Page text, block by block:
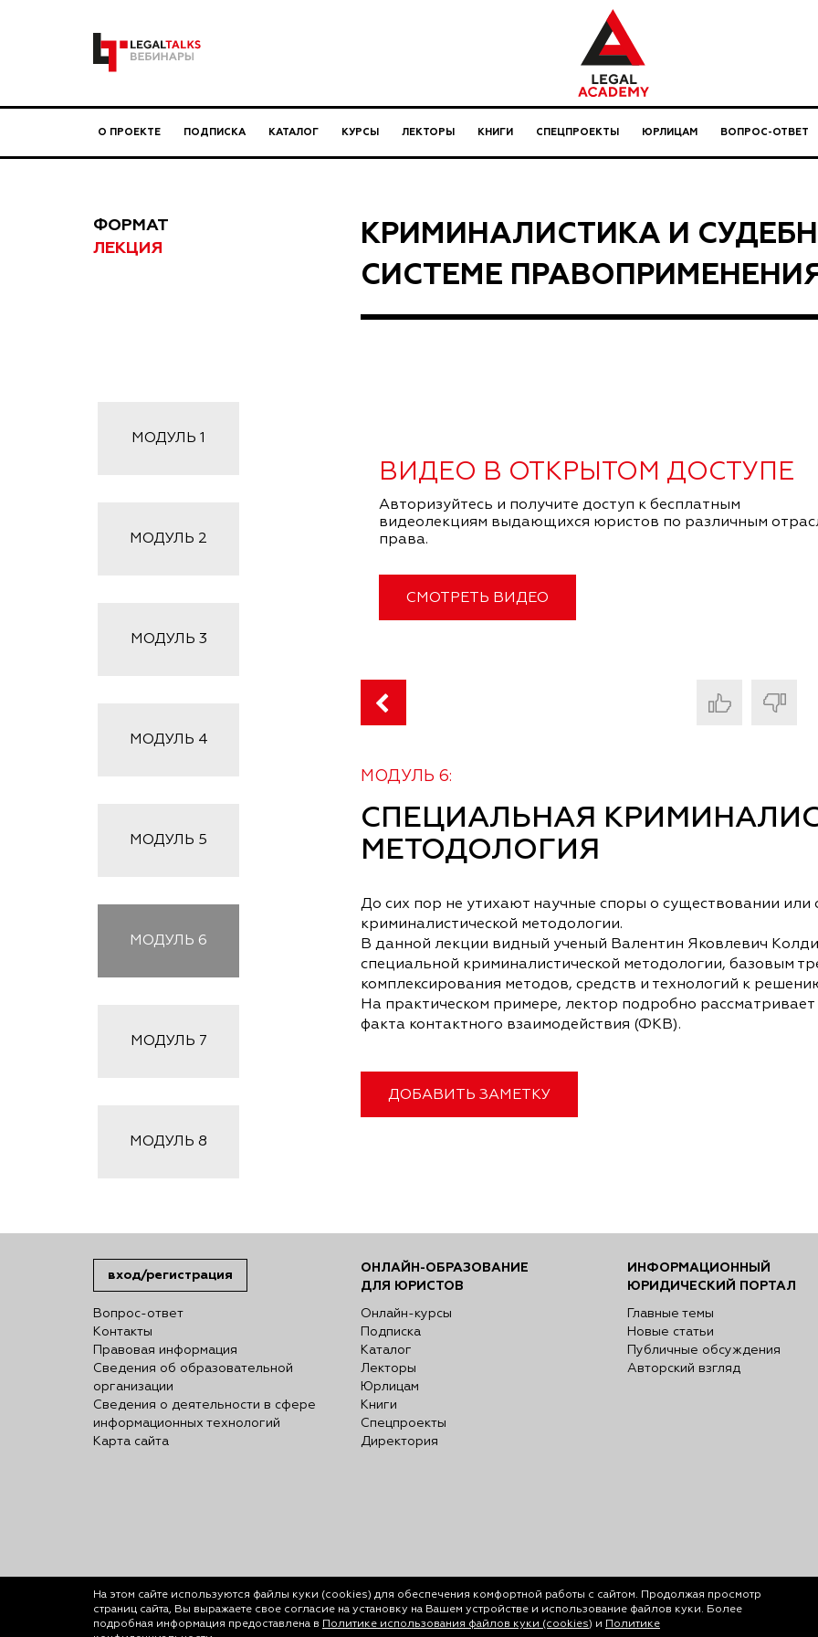
О ПРОЕКТЕ ПОДПИСКА КАТАЛОГ КУРСЫ ЛЕКТОРЫ КНИГИ СПЕЦПРОЕКТЫ ЮРЛИЦАМ ВОПРОС-ОТВЕТ
ФОРМАТ
ЛЕКЦИЯ
КРИМИНАЛИСТИКА И
СИСТЕМЕ
МОДУЛЬ 1
МОДУЛЬ 2
МОДУЛЬ 3
МОДУЛЬ 4
МОДУЛЬ 5
МОДУЛЬ 6
МОДУЛЬ 7
МОДУЛЬ 8
ВИДЕО В ОТКРЫТОМ ДОСТУПЕ
Авторизуйтесь и получите доступ к бесплатным
видеолекциям выдающихся юристов по различным
права.
СМОТРЕТЬ ВИДЕО
МОДУЛЬ 6:
СПЕЦИАЛЬНАЯ
МЕТОДОЛОГИЯ
До сих пор не утихают научные споры о существовании или
криминалистической методологии.
В данной лекции видный ученый Валентин Яковлевич
специальной криминалистической методологии, базовым
комплексирования методов, средств и технологий к
На практическом примере, лектор подробно
факта контактного взаимодействия (ФКВ).
ДОБАВИТЬ ЗАМЕТКУ
вход/регистрация
Вопрос-ответ
Контакты
Правовая информация
Сведения об образовательной
организации
Сведения о деятельности в сфере
информационных технологий
Карта сайта
ОНЛАЙН-ОБРАЗОВАНИЕ
ДЛЯ ЮРИСТОВ
Онлайн-курсы
Подписка
Каталог
Лекторы
Юрлицам
Книги
Спецпроекты
Директория
ИНФОРМАЦИОННЫЙ
ЮРИДИЧЕСКИЙ ПОРТАЛ
Главные темы
Новые статьи
Публичные обсуждения
Авторский взгляд
На этом сайте используются файлы куки (cookies) для обеспечения комфортной работы с сайтом. Продолжая просмотр
страниц сайта, Вы выражаете свое согласие на установку на Вашем устройстве и использование файлов куки. Более
подробная информация предоставлена в Политике использования файлов куки (cookies) и Политике